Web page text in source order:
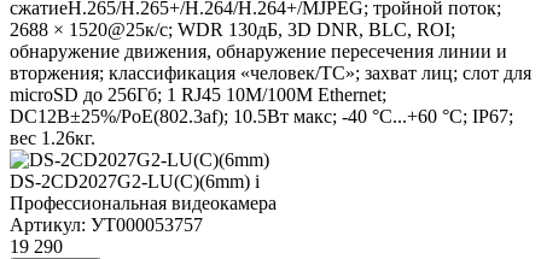
сжатиеH.265/H.265+/H.264/H.264+/MJPEG; тройной поток;
2688 × 1520@25к/с; WDR 130дБ, 3D DNR, BLC, ROI;
обнаружение движения, обнаружение пересечения линии и
вторжения; классификация «человек/ТС»; захват лиц; слот для
microSD до 256Гб; 1 RJ45 10M/100M Ethernet;
DC12В±25%/PoE(802.3af); 10.5Вт макс; -40 °C...+60 °C; IP67;
вес 1.26кг.
DS-2CD2027G2-LU(C)(6mm) i
Профессиональная видеокамера
Артикул: УТ000053757
19 290